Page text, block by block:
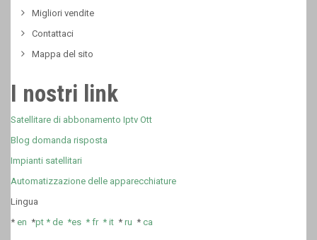
Migliori vendite
Contattaci
Mappa del sito
I nostri link
Satellitare di abbonamento Iptv Ott
Blog domanda risposta
Impianti satellitari
Automatizzazione delle apparecchiature
Lingua
* en *pt * de *es * fr* it * ru * ca